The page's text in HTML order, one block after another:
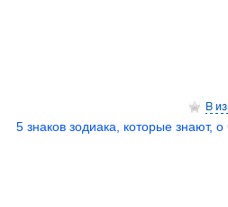
5 знаков зодиака, которые знают,